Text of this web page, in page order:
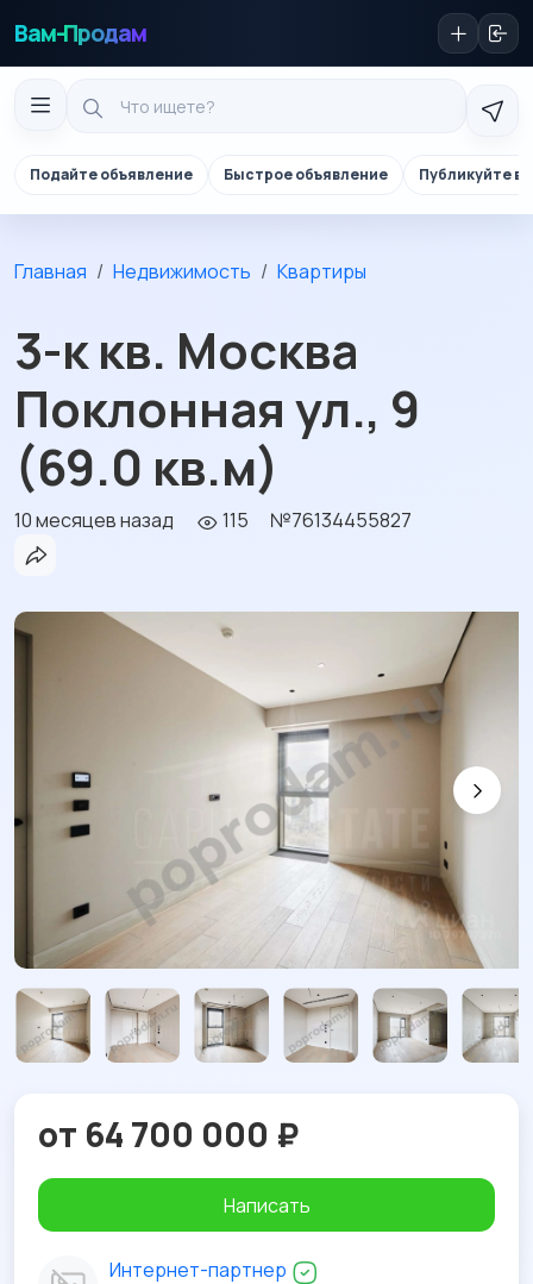
Вам-Продам
Подайте объявление Быстрое объявление Публикуйте в
Главная Недвижимость Квартиры
3-к кв. Москва
Поклонная ул., 9
(69.0 кв.м)
10 месяцев назад 115 №76134455827
от 64 700 000 ₽
Написать
Интернет-партнер